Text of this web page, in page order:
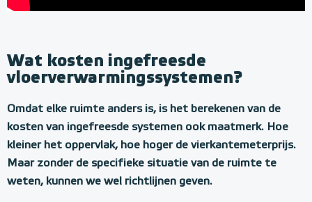
Wat kosten ingefreesde
vloerverwarmingssystemen?
Omdat elke ruimte anders is, is het berekenen van de
kosten van ingefreesde systemen ook maatmerk. Hoe
kleiner het oppervlak, hoe hoger de vierkantemeterprijs.
Maar zonder de specifieke situatie van de ruimte te
weten, kunnen we wel richtlijnen geven.